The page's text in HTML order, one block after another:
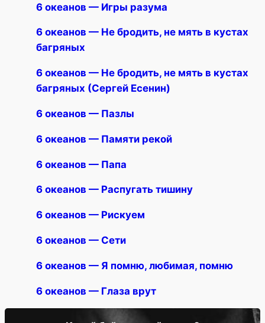
6 океанов — Игры разума
6 океанов — Не бродить, не мять в кустах
багряных
6 океанов — Не бродить, не мять в кустах
багряных (Сергей Есенин)
6 океанов — Пазлы
6 океанов — Памяти рекой
6 океанов — Папа
6 океанов — Распугать тишину
6 океанов — Рискуем
6 океанов — Сети
6 океанов — Я помню, любимая, помню
6 океанов — Глаза врут